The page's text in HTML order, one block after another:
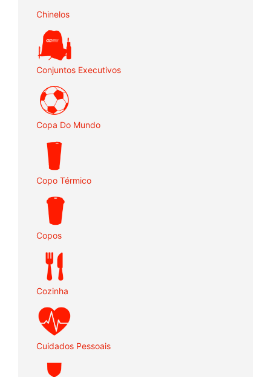
Chinelos
Conjuntos Executivos
Copa Do Mundo
Copo Térmico
Copos
Cozinha
Cuidados Pessoais